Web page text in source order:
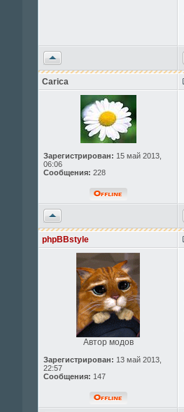
Вернуться
к
началу
Carica
Зарегистрирован: 15 май 2013,
06:06
Сообщения: 228
Вернуться
к
началу
phpBBstyle
Автор модов
Зарегистрирован: 13 май 2013,
22:57
Сообщения: 147